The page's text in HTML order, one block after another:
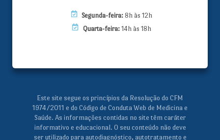
Segunda-feira: 8h às 12h
Quarta-feira:14h às 18h
Este site segue os princípios da Resolução do CFM
1974/2011 e do Código de Conduta Web de Medicina e
Saúde. As informações contidas no site têm caráter
informativo e educacional. O seu conteúdo não deve
ser utilizado para autodiagnóstico, autotratamento e